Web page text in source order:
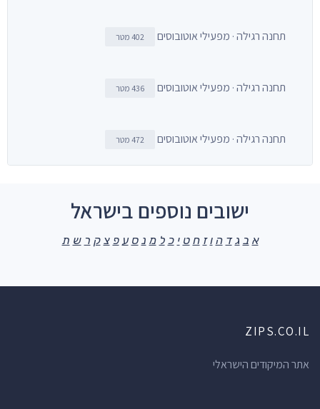
תחנה רגילה · מפעילי אוטובוסים 402 מטר
תחנה רגילה · מפעילי אוטובוסים 436 מטר
תחנה רגילה · מפעילי אוטובוסים 472 מטר
ישובים נוספים בישראל
א ב ג ד ה ו ז ח ט י כ ל מ נ ס ע פ צ ק ר ש ת
ZIPS.CO.IL
אתר המיקודים הישראלי